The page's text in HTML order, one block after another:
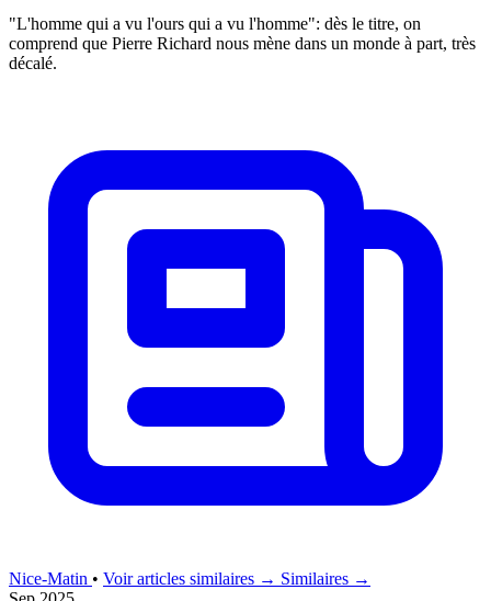
"L'homme qui a vu l'ours qui a vu l'homme": dès le titre, on
comprend que Pierre Richard nous mène dans un monde à part, très
décalé.
Nice-Matin • Voir articles similaires → Similaires →